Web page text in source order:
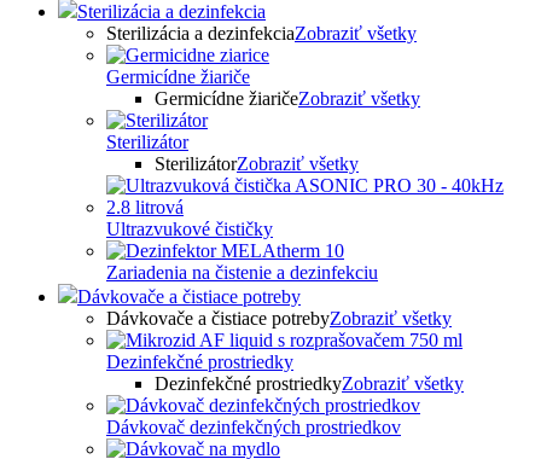
Sterilizácia a dezinfekcia
Sterilizácia a dezinfekciaZobraziť všetky
Germicídne žiariče
Germicídne žiaričeZobraziť všetky
Sterilizátor
SterilizátorZobraziť všetky
Ultrazvukové čističky
Zariadenia na čistenie a dezinfekciu
Dávkovače a čistiace potreby
Dávkovače a čistiace potrebyZobraziť všetky
Dezinfekčné prostriedky
Dezinfekčné prostriedkyZobraziť všetky
Dávkovač dezinfekčných prostriedkov